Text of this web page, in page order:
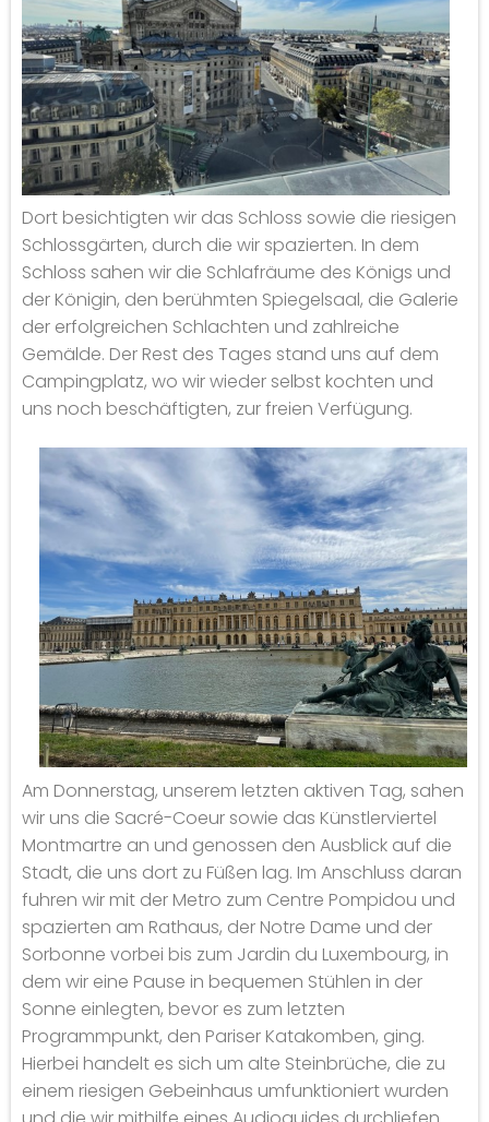
Dort besichtigten wir das Schloss sowie die riesigen
Schlossgärten, durch die wir spazierten. In dem
Schloss sahen wir die Schlafräume des Königs und
der Königin, den berühmten Spiegelsaal, die Galerie
der erfolgreichen Schlachten und zahlreiche
Gemälde. Der Rest des Tages stand uns auf dem
Campingplatz, wo wir wieder selbst kochten und
uns noch beschäftigten, zur freien Verfügung.
Am Donnerstag, unserem letzten aktiven Tag, sahen
wir uns die Sacré-Coeur sowie das Künstlerviertel
Montmartre an und genossen den Ausblick auf die
Stadt, die uns dort zu Füßen lag. Im Anschluss daran
fuhren wir mit der Metro zum Centre Pompidou und
spazierten am Rathaus, der Notre Dame und der
Sorbonne vorbei bis zum Jardin du Luxembourg, in
dem wir eine Pause in bequemen Stühlen in der
Sonne einlegten, bevor es zum letzten
Programmpunkt, den Pariser Katakomben, ging.
Hierbei handelt es sich um alte Steinbrüche, die zu
einem riesigen Gebeinhaus umfunktioniert wurden